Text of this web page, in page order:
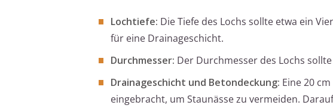
Lochtiefe: Die Tiefe des Lochs sollte etwa ein
für eine Drainageschicht.
Durchmesser: Der Durchmesser des Lochs
Drainageschicht und Betondeckung: Eine 20
eingebracht, um Staunässe zu vermeiden.